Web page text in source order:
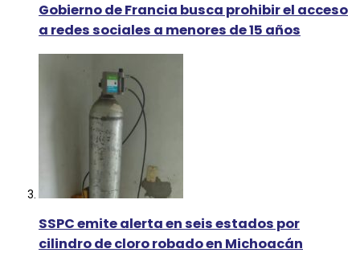
Gobierno de Francia busca prohibir el acceso
a redes sociales a menores de 15 años
SSPC emite alerta en seis estados por
cilindro de cloro robado en Michoacán